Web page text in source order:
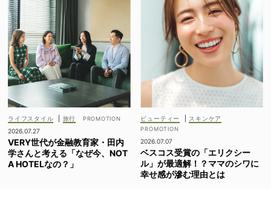
ライフスタイル
旅行
2026.07.27
VERY世代が金融教育家・田内
学さんと考える「なぜ今、NOT
A HOTELなの？」
ビューティー スキンケア
2026.07.07
ベスコス受賞の「エリクシー
ル」が最適解！？ママのシワに
幸せ感が滲む理由とは